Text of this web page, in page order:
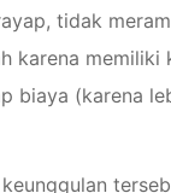
tidak
karena
biaya (karena